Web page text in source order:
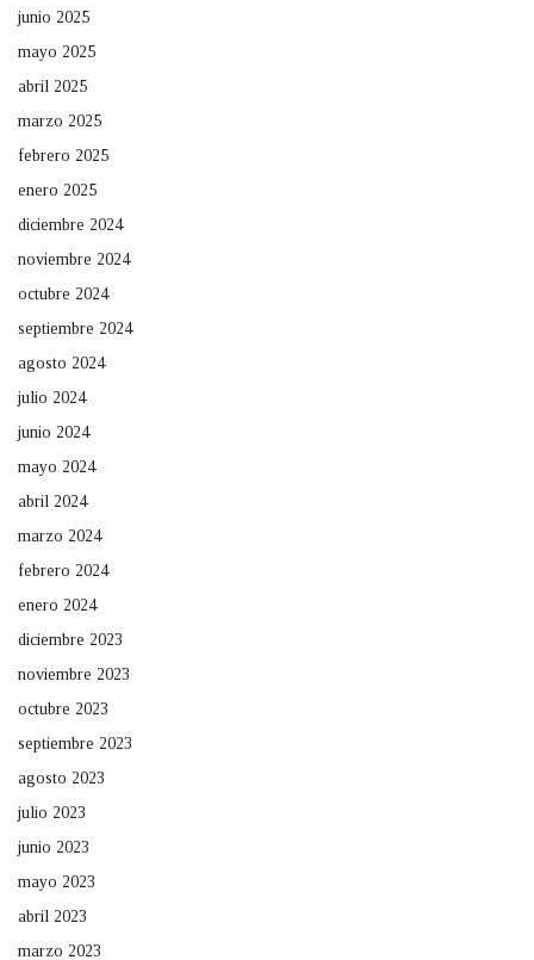
junio 2025
mayo 2025
abril 2025
marzo 2025
febrero 2025
enero 2025
diciembre 2024
noviembre 2024
octubre 2024
septiembre 2024
agosto 2024
julio 2024
junio 2024
mayo 2024
abril 2024
marzo 2024
febrero 2024
enero 2024
diciembre 2023
noviembre 2023
octubre 2023
septiembre 2023
agosto 2023
julio 2023
junio 2023
mayo 2023
abril 2023
marzo 2023